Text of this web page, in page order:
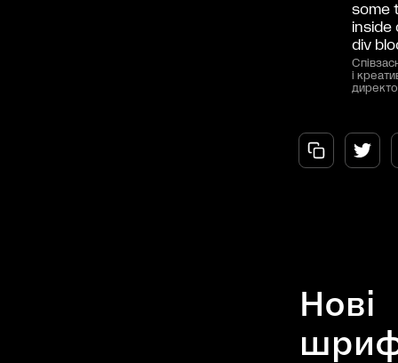
some
inside
div
і
Нові